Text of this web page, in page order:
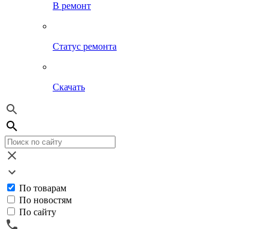
В ремонт
Статус ремонта
Скачать
По товарам
По новостям
По сайту